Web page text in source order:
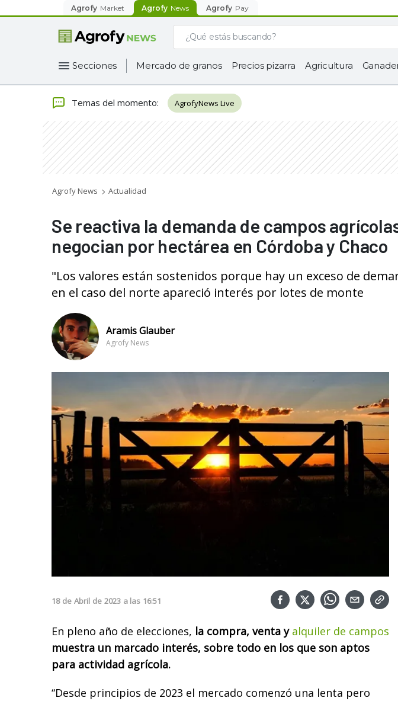
Agrofy Market Agrofy News Agrofy Pay
Secciones Mercado de granos Precios pizarra Agricultura
Temas del momento: AgrofyNews Live
Agrofy News Actualidad
Se reactiva la demanda de campos
negocian por hectárea en Córdoba y Chaco
"Los valores están sostenidos porque hay un exceso de
en el caso del norte apareció interés por lotes de monte
Aramis Glauber
Agrofy News
18 de Abril de 2023 a las 16:51
En pleno año de elecciones, la compra, venta y alquiler de campos
muestra un marcado interés, sobre todo en los que son aptos
para actividad agrícola.
“Desde principios de 2023 el mercado comenzó una lenta pero